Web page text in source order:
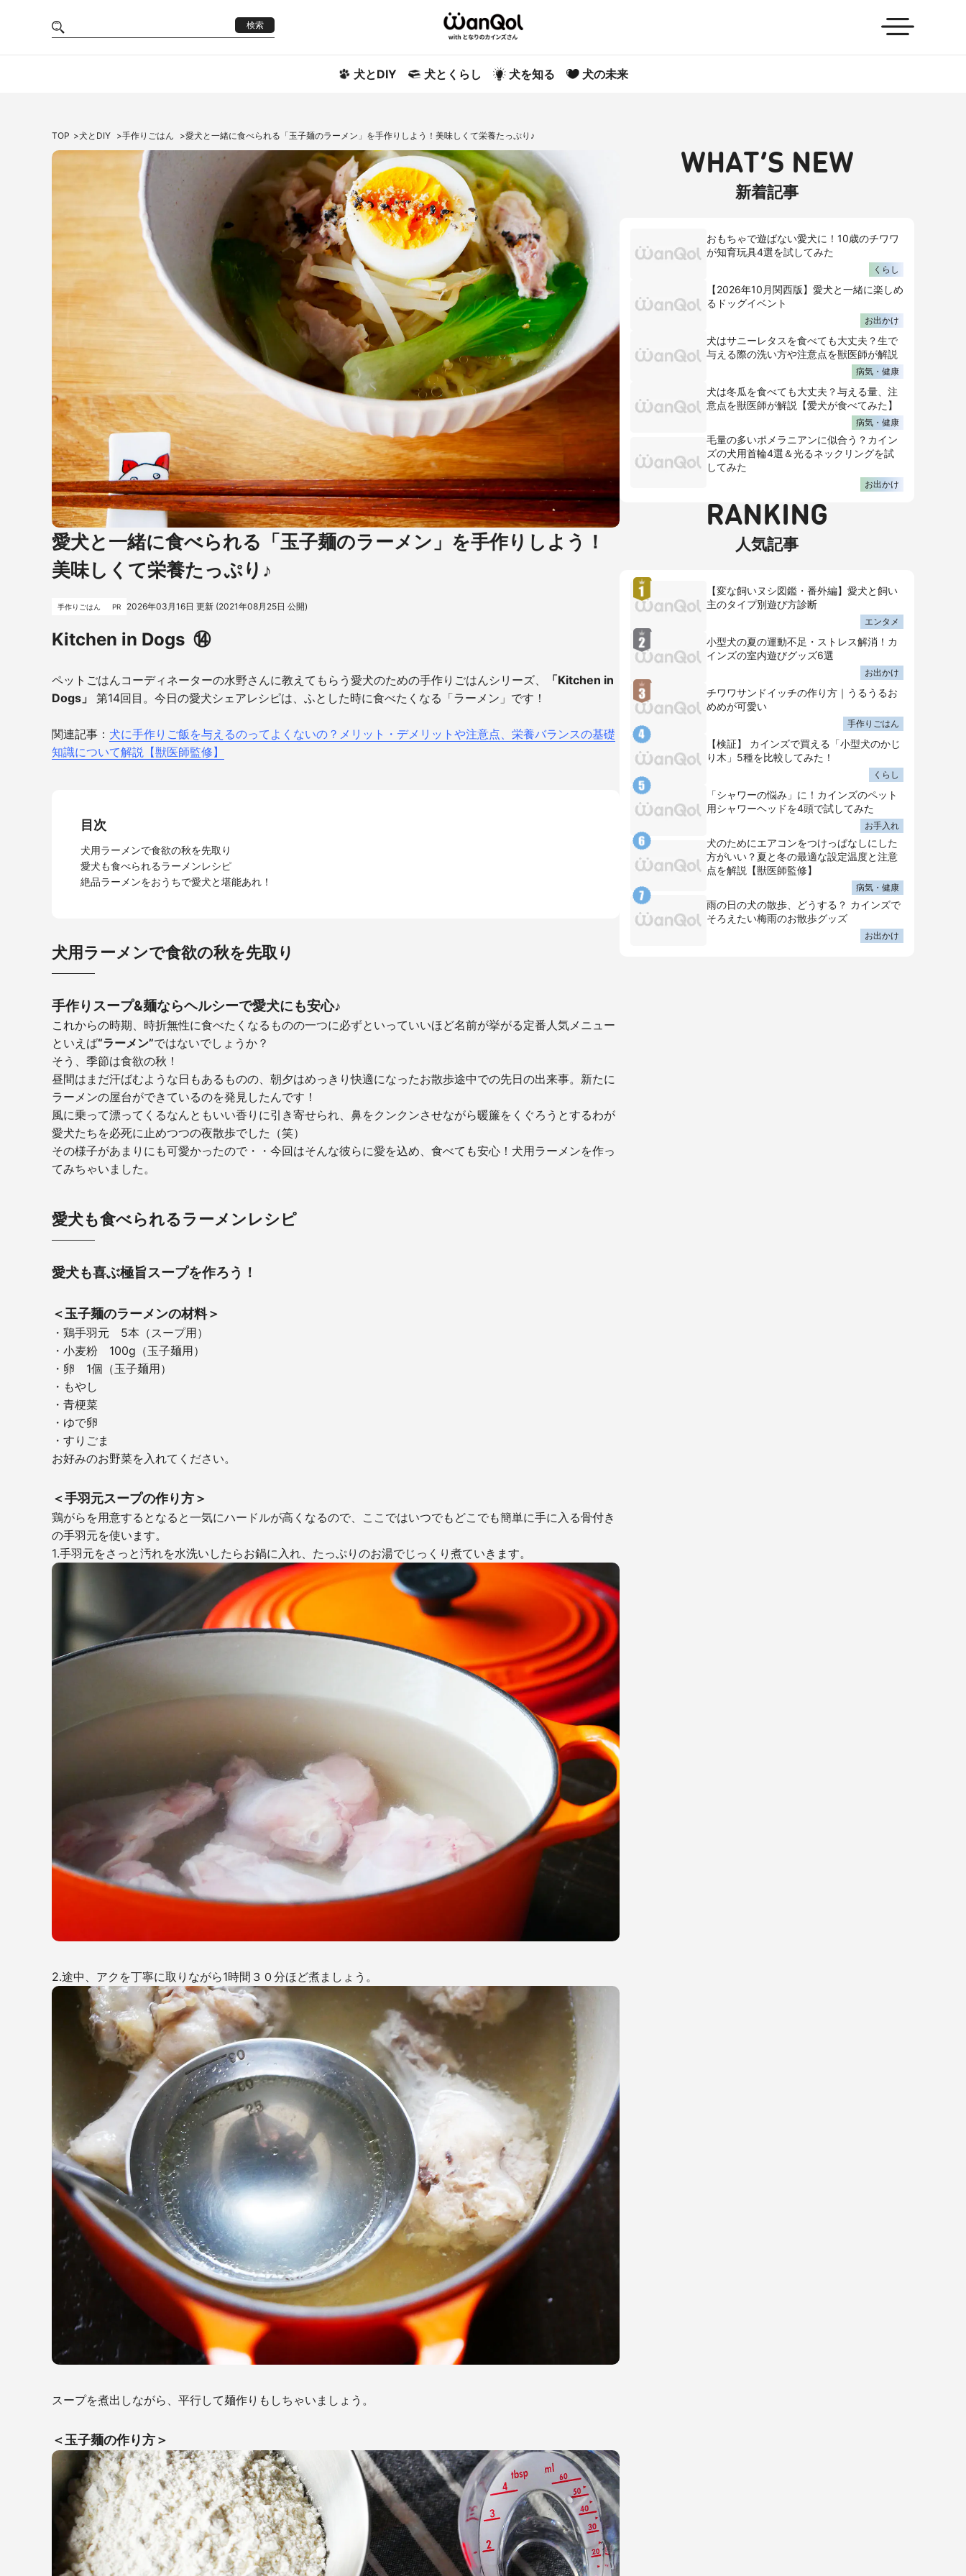
検索
犬とDIY 犬とくらし 犬を知る 犬の未来
TOP 犬とDIY 手作りごはん 愛犬と一緒に食べられる「玉子麺のラーメン」を手作りしよう！美味しくて栄養たっぷり♪
愛犬と一緒に食べられる「玉子麺のラーメン」を手作りしよう！
美味しくて栄養たっぷり♪
手作りごはん PR 2026年03月16日 更新 (2021年08月25日 公開)
Kitchen in Dogs ⑭
ペットごはんコーディネーターの水野さんに教えてもらう愛犬のための手作りごはんシリーズ、
「Kitchen in
Dogs」
第14回目。今日の愛犬シェアレシピは、ふとした時に食べたくなる「ラーメン」です！
関連記事： 犬に手作りご飯を与えるのってよくないの？メリット・デメリットや注意点、栄養バランスの基礎
知識について解説【獣医師監修】
目次
犬用ラーメンで食欲の秋を先取り
愛犬も食べられるラーメンレシピ
絶品ラーメンをおうちで愛犬と堪能あれ！
犬用ラーメンで食欲の秋を先取り
手作りスープ&麺ならヘルシーで愛犬にも安心♪
これからの時期、時折無性に食べたくなるものの一つに必ずといっていいほど名前が挙がる定番人気メニュー
といえば“ラーメン”ではないでしょうか？
そう、季節は食欲の秋！
昼間はまだ汗ばむような日もあるものの、朝夕はめっきり快適になったお散歩途中での先日の出来事。新たに
ラーメンの屋台ができているのを発見したんです！
風に乗って漂ってくるなんともいい香りに引き寄せられ、鼻をクンクンさせながら暖簾をくぐろうとするわが
愛犬たちを必死に止めつつの夜散歩でした（笑）
その様子があまりにも可愛かったので・・今回はそんな彼らに愛を込め、食べても安心！犬用ラーメンを作っ
てみちゃいました。
愛犬も食べられるラーメンレシピ
愛犬も喜ぶ極旨スープを作ろう！
＜玉子麺のラーメンの材料＞
・鶏手羽元 5本（スープ用）
・小麦粉 100g（玉子麺用）
・卵 1個（玉子麺用）
・もやし
・青梗菜
・ゆで卵
・すりごま
お好みのお野菜を入れてください。
＜手羽元スープの作り方＞
鶏がらを用意するとなると一気にハードルが高くなるので、ここではいつでもどこでも簡単に手に入る骨付き
の手羽元を使います。
1.手羽元をさっと汚れを水洗いしたらお鍋に入れ、たっぷりのお湯でじっくり煮ていきます。
2.途中、アクを丁寧に取りながら1時間３０分ほど煮ましょう。
スープを煮出しながら、平行して麺作りもしちゃいましょう。
＜玉子麺の作り方＞
WHAT’S NEW
新着記事
おもちゃで遊ばない愛犬に！10歳のチワワ
が知育玩具4選を試してみた
くらし
【2026年10月関西版】愛犬と一緒に楽しめ
るドッグイベント
お出かけ
犬はサニーレタスを食べても大丈夫？生で
与える際の洗い方や注意点を獣医師が解説
病気・健康
犬は冬瓜を食べても大丈夫？与える量、注
意点を獣医師が解説【愛犬が食べてみた】
病気・健康
毛量の多いポメラニアンに似合う？カイン
ズの犬用首輪4選＆光るネックリングを試
してみた
お出かけ
RANKING
人気記事
【変な飼いヌシ図鑑・番外編】愛犬と飼い
主のタイプ別遊び方診断
エンタメ
小型犬の夏の運動不足・ストレス解消！カ
インズの室内遊びグッズ6選
お出かけ
チワワサンドイッチの作り方｜うるうるお
めめが可愛い
手作りごはん
【検証】 カインズで買える「小型犬のかじ
り木」5種を比較してみた！
くらし
「シャワーの悩み」に！カインズのペット
用シャワーヘッドを4頭で試してみた
お手入れ
犬のためにエアコンをつけっぱなしにした
方がいい？夏と冬の最適な設定温度と注意
点を解説【獣医師監修】
病気・健康
雨の日の犬の散歩、どうする？ カインズで
そろえたい梅雨のお散歩グッズ
お出かけ